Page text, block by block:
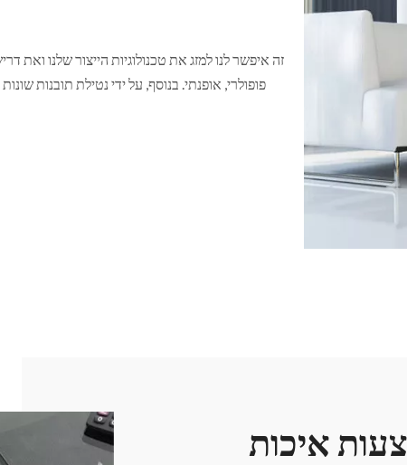
זה איפשר לנו למזג את טכנולוגיות הייצור שלנו ואת
פופולרי, אופנתי. בנוסף, על ידי נטילת תובנות
איכות